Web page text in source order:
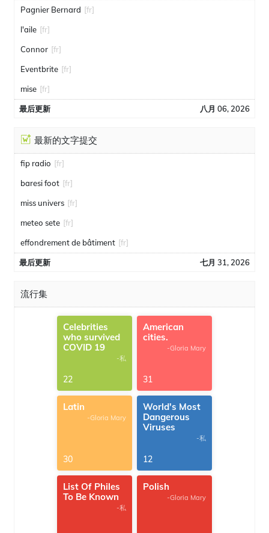
Pagnier Bernard [fr]
l'aile [fr]
Connor [fr]
Eventbrite [fr]
mise [fr]
最后更新 八月 06, 2026
最新的文字提交
fip radio [fr]
baresi foot [fr]
miss univers [fr]
meteo sete [fr]
effondrement de bâtiment [fr]
最后更新 七月 31, 2026
流行集
Celebrities
who survived
COVID 19
-私
22
American
cities.
-Gloria Mary
31
Latin
-Gloria Mary
30
World's Most
Dangerous
Viruses
-私
12
List Of Philes
To Be Known
-私
Polish
-Gloria Mary